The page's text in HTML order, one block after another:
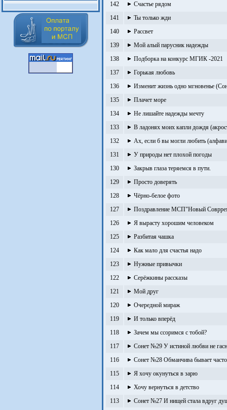
142
Счастье рядом
141
Ты только жди
140
Рассвет
139
Мой алый парусник надежды
138
Подборка на конкурс МГИК -2021
137
Горькая любовь
136
Изменит жизнь одно мгновенье
135
Плачет море
134
Не лишайте надежды мечту
133
В ладонях моих капли дождя
132
Ах, если б вы могли любить
131
У природы нет плохой погоды
130
Закрыв глаза теряемся в пути.
129
Просто доверять
128
Чёрно-белое фото
127
Поздравление МСП"Новый
126
Я вырасту хорошим человеком
125
Разбитая чашка
124
Как мало для счастья надо
123
Нужные привычки
122
Серёжкины рассказы
121
Мой друг
120
Очередной мираж
119
И только вперёд
118
Зачем мы ссоримся с тобой?
117
Сонет №29 У истиной любви не
116
Сонет №28 Обманчива бывает
115
Я хочу окунуться в зарю
114
Хочу вернуться в детство
113
Сонет №27 И нищей стала вдруг